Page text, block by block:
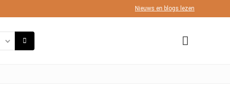
Nieuws en blogs lezen